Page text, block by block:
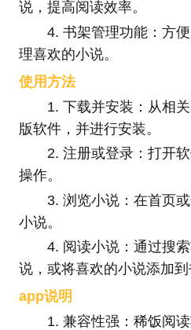
说，提高阅读效率。
4. 书架管理功能：方
理喜欢的小说。
使用方法
1. 下载并安装：从相
版软件，并进行安装。
2. 注册或登录：打开
操作。
3. 浏览小说：在首页
小说。
4. 阅读小说：通过搜
说，或将喜欢的小说添加到
app说明
1. 兼容性强：稀饭阅